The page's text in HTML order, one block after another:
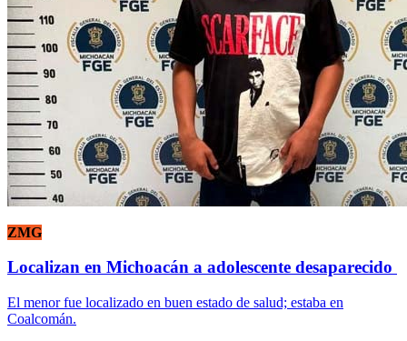
ZMG
Localizan en Michoacán a adolescente desaparecido
El menor fue localizado en buen estado de salud; estaba en
Coalcomán.